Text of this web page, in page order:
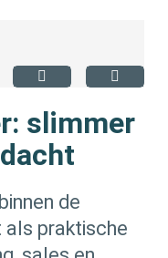
slimmer
de
als praktische